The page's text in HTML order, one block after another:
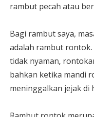
rambut pecah atau
Bagi rambut saya,
adalah rambut
tidak nyaman,
bahkan ketika mandi
meninggalkan jejak di